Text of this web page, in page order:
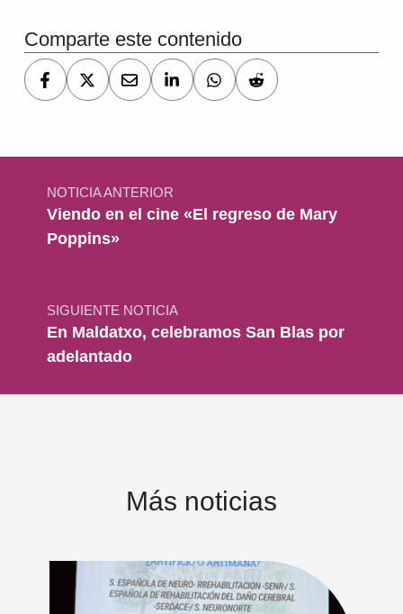
Comparte este contenido
Navegación de entradas
NOTICIA ANTERIOR
Viendo en el cine «El regreso de Mary
Poppins»
SIGUIENTE NOTICIA
En Maldatxo, celebramos San Blas por
adelantado
Más noticias